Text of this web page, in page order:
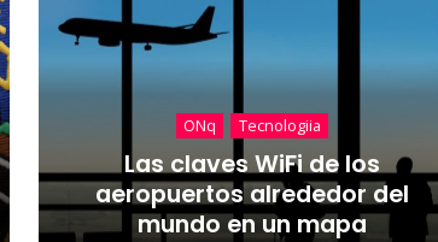
ONq Tecnologiia
Las claves WiFi de los
aeropuertos alrededor del
mundo en un mapa